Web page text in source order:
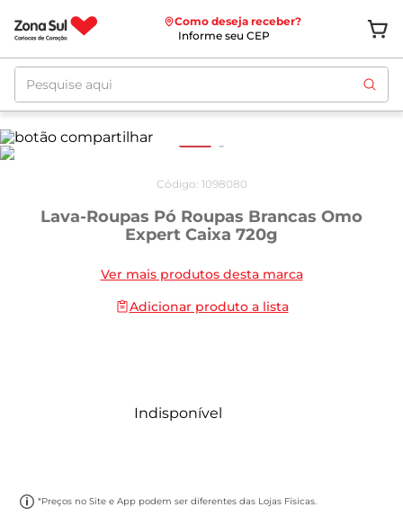
Como deseja receber?
Informe seu CEP
Pesquise aqui
Código: 1098080
Lava-Roupas Pó Roupas Brancas Omo
Expert Caixa 720g
Ver mais produtos desta marca
Adicionar produto a lista
Indisponível
*Preços no Site e App podem ser diferentes das Lojas Físicas.